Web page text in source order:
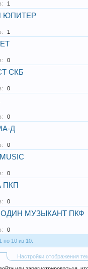
1
ЮПИТЕР
1
0
СКБ
0
0
Д
0
0
ПКП
0
МУЗЫКАНТ ПКФ
0
по 10 из 10.
Настройки отображения